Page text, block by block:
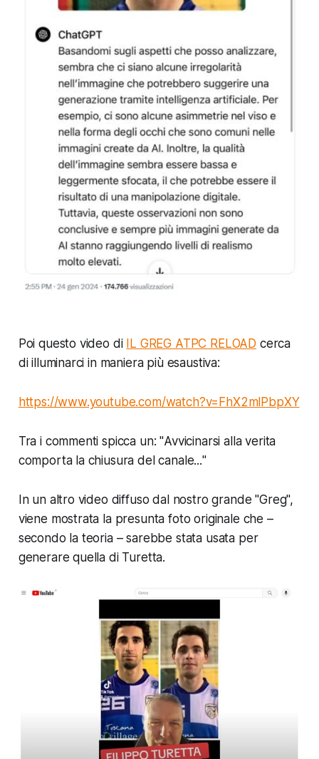
Poi questo video di IL GREG ATPC RELOAD cerca
di illuminarci in maniera più esaustiva:
https://www.youtube.com/watch?v=FhX2mlPbpXY
Tra i commenti spicca un: "Avvicinarsi alla verita
comporta la chiusura del canale..."
In un altro video diffuso dal nostro grande "Greg",
viene mostrata la presunta foto originale che –
secondo la teoria – sarebbe stata usata per
generare quella di Turetta.